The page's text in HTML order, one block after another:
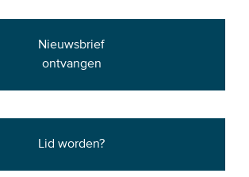
Nieuwsbrief
ontvangen
Lid worden?